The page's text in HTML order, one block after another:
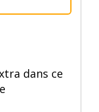
dans ce